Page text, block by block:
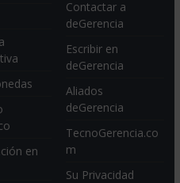
en
Contactar a
deGerencia
Escribir en
deGerencia
Aliados
deGerencia
TecnoGerencia.co
m
Su Privacidad